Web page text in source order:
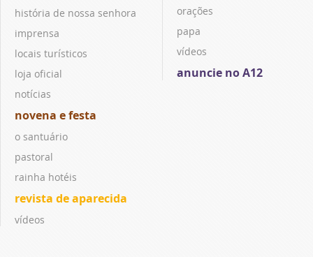
história de nossa senhora
imprensa
locais turísticos
loja oficial
notícias
novena e festa
o santuário
pastoral
rainha hotéis
revista de aparecida
vídeos
orações
papa
vídeos
anuncie no A12